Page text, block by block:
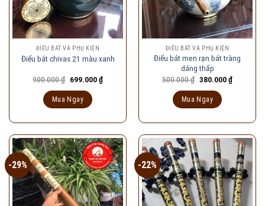
ĐIẾU BÁT VÀ PHỤ KIỆN
Điếu bát chivas 21 màu xanh
900.000₫ Giá
900.000 ₫.
699.000₫Giá
hiện
Mua Ngay
ĐIẾU BÁT VÀ PHỤ KIỆN
Điếu bát men rạn bát tràng
dáng thấp
500.000₫ Giá
500.000 ₫.
380.000₫Giá
hiện
Mua Ngay
-29% -22%